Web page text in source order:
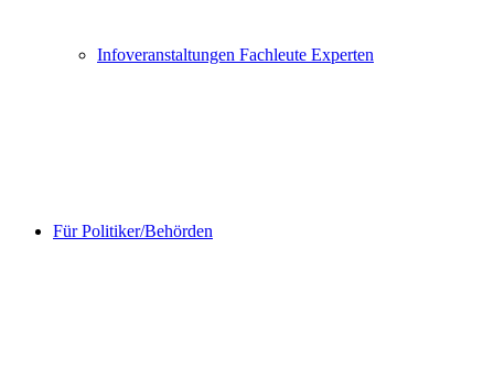
Infoveranstaltungen Fachleute Experten
Für Politiker/Behörden